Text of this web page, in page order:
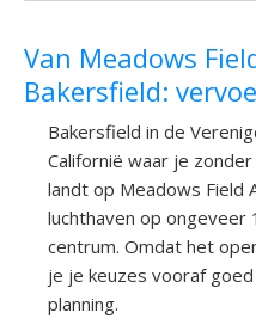
Van Meadows
Bakersfield:
Bakersfield in de
Californië waar je
landt op Meadows Field
luchthaven op
centrum. Omdat het
je je keuzes vooraf
planning.